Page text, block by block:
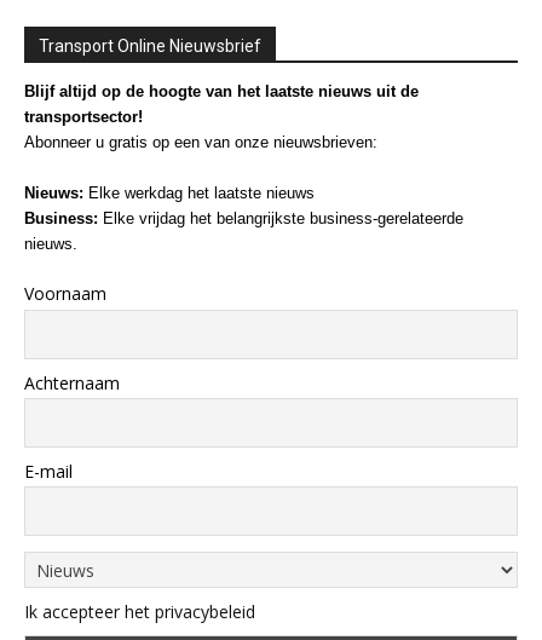
Transport Online Nieuwsbrief
Blijf altijd op de hoogte van het laatste nieuws uit de
transportsector!
Abonneer u gratis op een van onze nieuwsbrieven:
Nieuws: Elke werkdag het laatste nieuws
Business: Elke vrijdag het belangrijkste business-gerelateerde
nieuws.
Voornaam
Achternaam
E-mail
Ik accepteer het privacybeleid